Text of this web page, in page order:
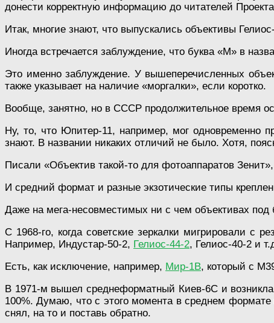
донести корректную информацию до читателей
Итак, многие знают, что выпускались объективы
Иногда встречается заблуждение, что буква «М» в
Это именно заблуждение. У вышеперечисленных
также указывает на наличие «моргалки», если коротко.
Вообще, занятно, но в СССР продолжительное время
Ну, то, что Юпитер-11, например, мог одновременно
знают. В названии никаких отличий не было. Хотя,
Писали «Объектив такой-то для фотоаппаратов
И средний формат и разные экзотические типы
Даже на мега-несовместимых ни с чем объективах
С 1968-го, когда советские зеркалки мигрировали
Например, Индустар-50-2, Гелиос-44-2, Гелиос-40-2 и
Есть, как исключение, например, Мир-1В, который с
В 1971-м вышел среднеформатный Киев-6С и возникла
100%. Думаю, что с этого момента в среднем
снял, на то и поставь обратно.